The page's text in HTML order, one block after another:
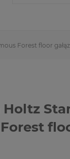
Forest floor